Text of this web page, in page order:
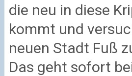
die neu in diese
kommt und
neuen Stadt Fuß
Das geht sofort